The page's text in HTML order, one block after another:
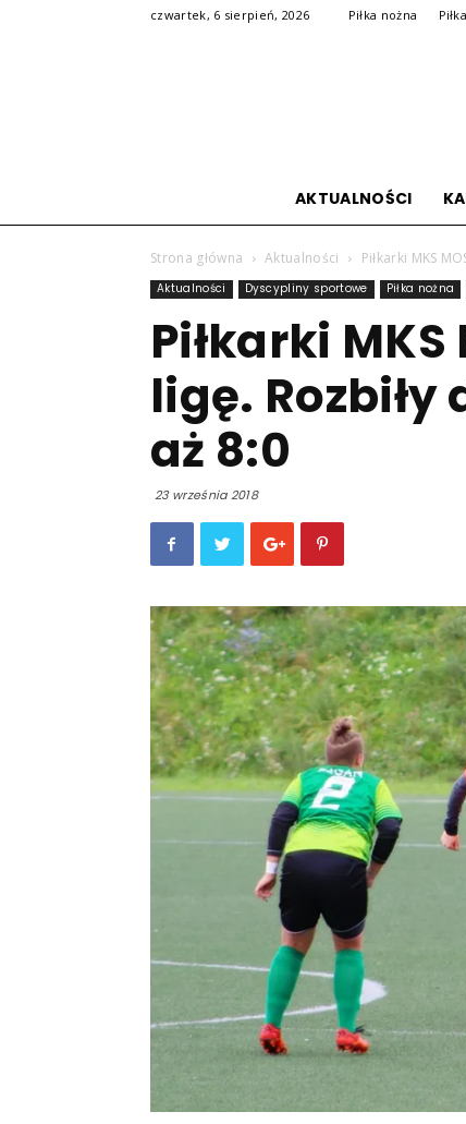
czwartek, 6 sierpień, 2026 Piłka nożna
AKTUALNOŚCI
Strona główna Aktualności Piłkarki MKS
Aktualności Dyscypliny sportowe Piłka nożna
Piłkarki
ligę.
aż 8:0
23 września 2018